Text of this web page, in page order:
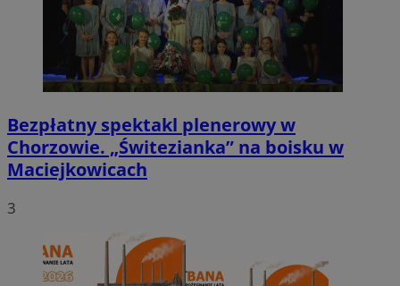
Bezpłatny spektakl plenerowy w
Chorzowie. „Świtezianka” na boisku w
Maciejkowicach
3